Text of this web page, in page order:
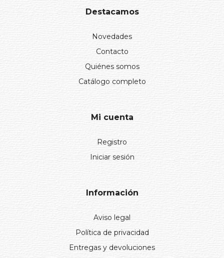
Destacamos
Novedades
Contacto
Quiénes somos
Catálogo completo
Mi cuenta
Registro
Iniciar sesión
Información
Aviso legal
Política de privacidad
Entregas y devoluciones